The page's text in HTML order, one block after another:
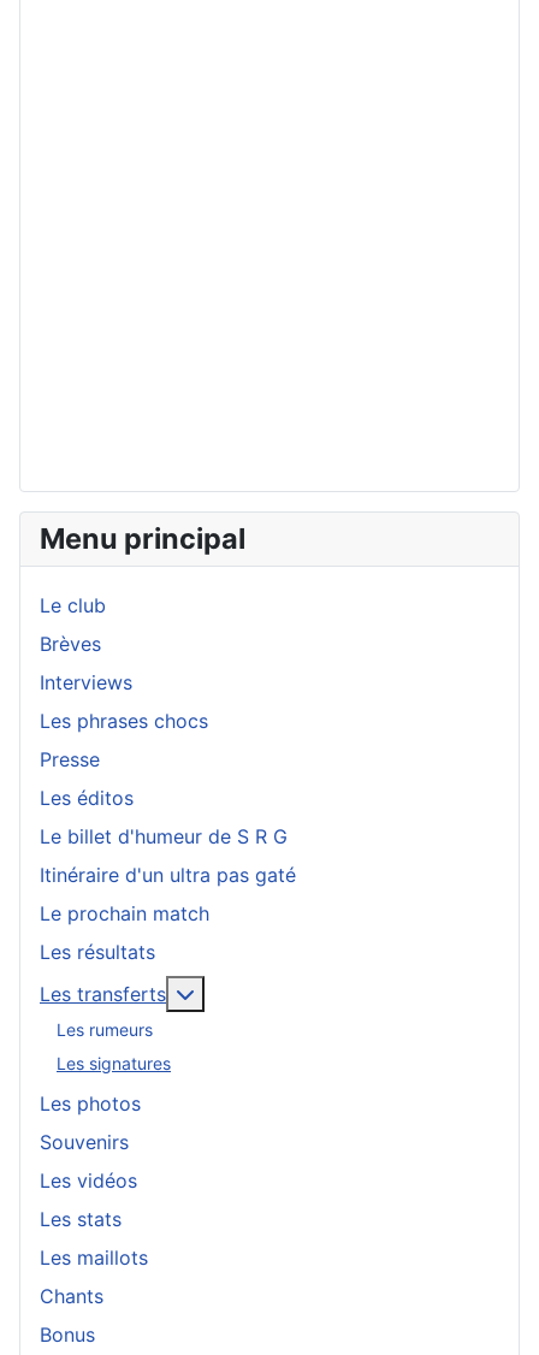
Menu principal
Le club
Brèves
Interviews
Les phrases chocs
Presse
Les éditos
Le billet d'humeur de S R G
Itinéraire d'un ultra pas gaté
Le prochain match
Les résultats
Les transferts
Les rumeurs
Les signatures
Les photos
Souvenirs
Les vidéos
Les stats
Les maillots
Chants
Bonus